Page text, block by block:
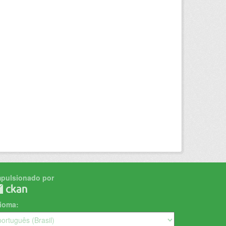
por